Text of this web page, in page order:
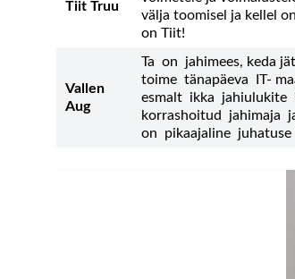
Tiit Truu
välja toomisel ja kellel
on Tiit!
Vallen
Aug
Ta on jahimees, keda
toime tänapäeva IT-
esmalt ikka jahiulukite
korrashoitud jahimaja
on pikaajaline